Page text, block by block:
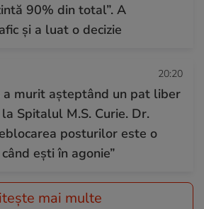
90% din total”. A
și a luat o decizie
20:20
a murit așteptând un pat liber
Spitalul M.S. Curie. Dr.
posturilor este o
ești în agonie”
mai multe